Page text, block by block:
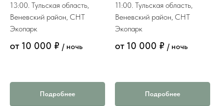
13:00. Тульская область,
Веневский район, СНТ
Экопарк
от 10 000 ₽ / ночь
Подробнее
11:00. Тульская область,
Веневский район, СНТ
Экопарк
от 10 000 ₽ / ночь
Подробнее